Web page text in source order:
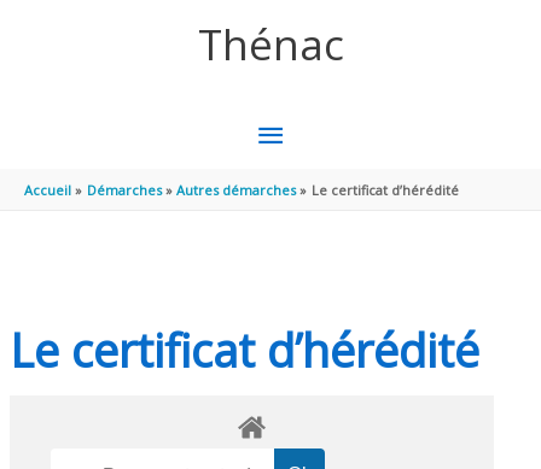
Thénac
MENU
PRINCIPAL
Accueil Démarches Autres démarches Le certificat d’hérédité
Le certificat d’hérédité